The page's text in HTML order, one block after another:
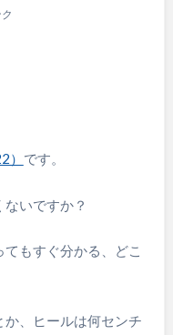
） です。
いですか？
もすぐ分かる、どこ
、ヒールは何センチ